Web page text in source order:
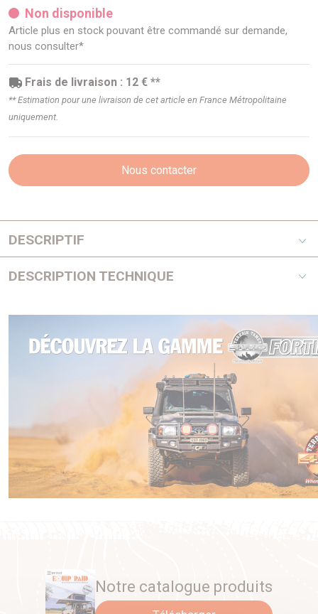
Non disponible
Article plus en stock pouvant être commandé sur demande,
nous consulter*
Frais de livraison : 12 € **
** Estimation pour une livraison de cet article en France Métropolitaine
uniquement.
Nous contacter
DESCRIPTIF
DESCRIPTION TECHNIQUE
Capacité 20 litres
Notre catalogue produits